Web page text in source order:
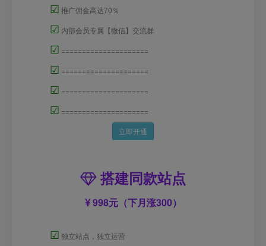
☑ 推广佣金高达70％
☑ 内部会员专属【微信】交流群
☑ =====================
☑ =====================
☑ =====================
☑ =====================
立即开通
搭建同款站点
998元（下月涨300）
☑ 独立站点，独立运营